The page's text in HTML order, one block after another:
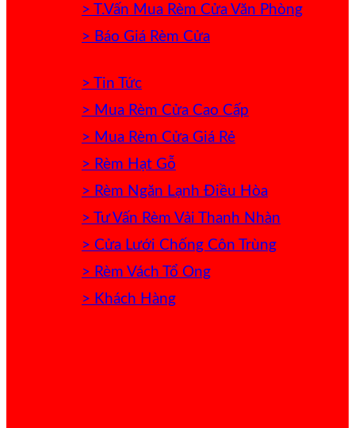
> T.Vấn Mua Rèm Cửa Văn Phòng
> Báo Giá Rèm Cửa
> Tin Tức
> Mua Rèm Cửa Cao Cấp
> Mua Rèm Cửa Giá Rẻ
> Rèm Hạt Gỗ
> Rèm Ngăn Lạnh Điều Hòa
> Tư Vấn Rèm Vải Thanh Nhàn
> Cửa Lưới Chống Côn Trùng
> Rèm Vách Tổ Ong
> Khách Hàng